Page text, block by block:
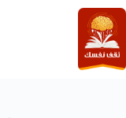
التجاوز
إلى
المحتوى